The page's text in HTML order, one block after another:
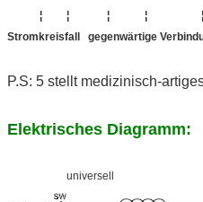
¦ ¦ ¦ ¦ ¦ ¦
Stromkreisfall gegenwärtige
P.S: 5 stellt medizinisch-
Elektrisches Diagramm:
universell